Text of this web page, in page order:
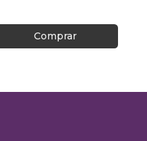
Comprar